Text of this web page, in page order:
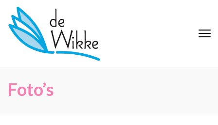
naar
inhoud
(Druk
Foto’s